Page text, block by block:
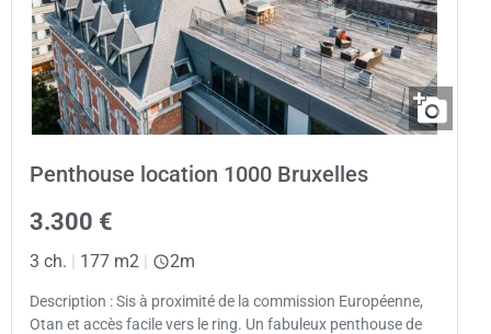
Penthouse location 1000 Bruxelles
3.300 €
3 ch. | 177 m2 | 2m
Description : Sis à proximité de la commission Européenne,
Otan et accès facile vers le ring. Un fabuleux penthouse de